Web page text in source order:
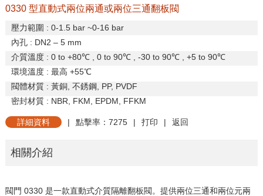
0330 型直動式兩位兩通或兩位三通翻板閥
壓力範圍 : 0-1.5 bar ~0-16 bar
內孔: DN2 – 5 mm
介質溫度: 0 to +80℃, 0 to 90℃, -30 to 90℃, +5 to 90℃
環境溫度: 最高 +55℃
閥體材質: 黃銅, 不銹鋼, PP, PVDF
密封材質: NBR, FKM, EPDM, FFKM
詳細資料 | 點擊率：7275 | 打印 | 返回
相關介紹
閥門 0330 是一款直動式介質隔離翻板閥。提供兩位三通和兩位元兩